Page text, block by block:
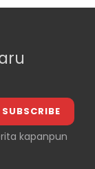
kapanpun